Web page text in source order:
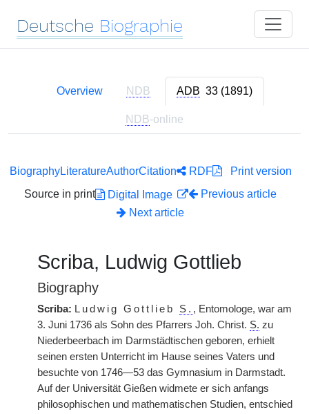
Deutsche Biographie
Overview NDB ADB 33 (1891)
NDB-online
BiographyLiteratureAuthorCitation RDF
Print version
Source in print
Digital Image
Previous article
Next article
Scriba, Ludwig Gottlieb
Biography
Scriba: Ludwig Gottlieb S. , Entomologe, war am
3. Juni 1736 als Sohn des Pfarrers Joh. Christ. S. zu
Niederbeerbach im Darmstädtischen geboren, erhielt
seinen ersten Unterricht im Hause seines Vaters und
besuchte von 1746—53 das Gymnasium in Darmstadt.
Auf der Universität Gießen widmete er sich anfangs
philosophischen und mathematischen Studien, entschied